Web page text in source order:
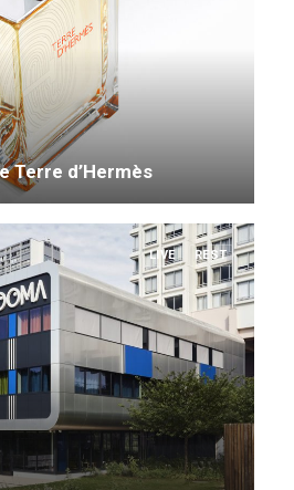
Terre d’Hermès
LIVE REST